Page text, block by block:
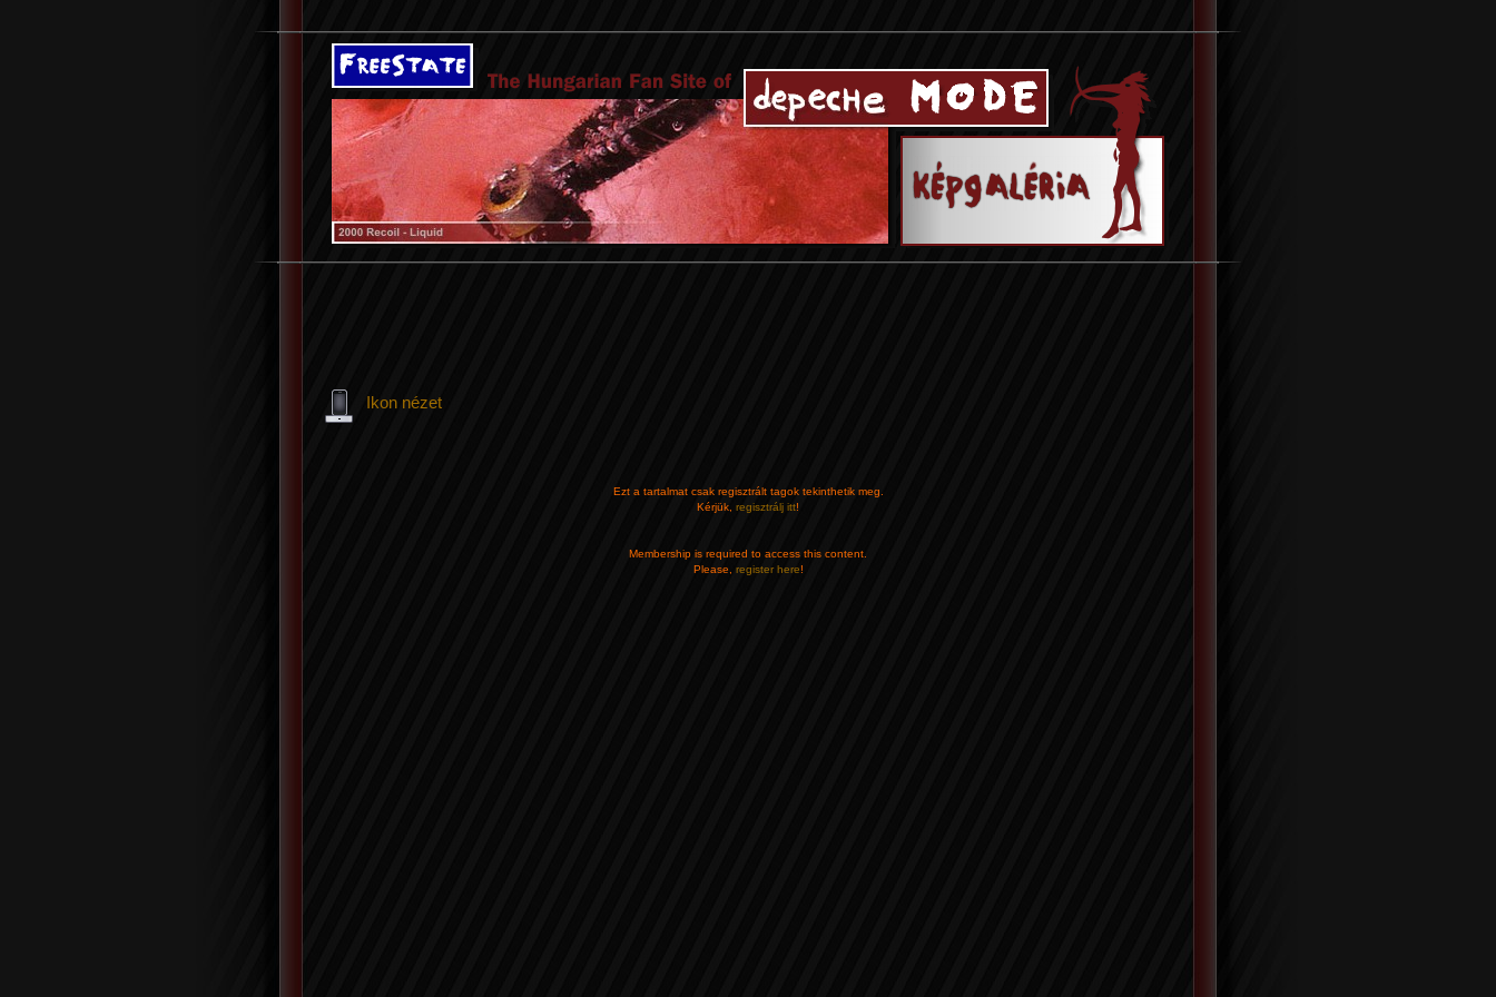
Ikon nézet
Ezt a tartalmat csak regisztrált tagok tekinthetik meg.
Kérjük, regisztrálj itt!
Membership is required to access this content.
Please, register here!